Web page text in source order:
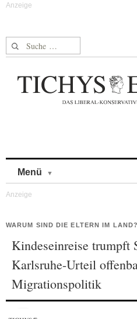
Suche nach:
Menü
WARUM SIND DIE ELTERN IM LAND?
Kindeseinreise trumpft
Karlsruhe-Urteil
Migrationspolitik